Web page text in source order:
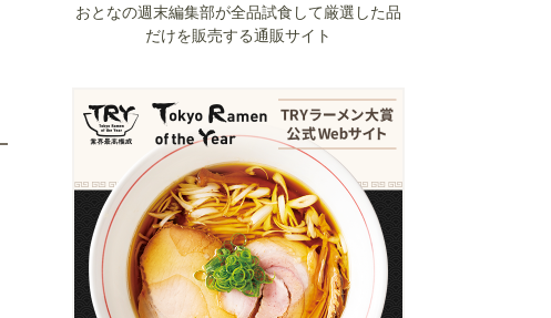
おとなの週末編集部が全品試食して厳選した品
だけを販売する通販サイト